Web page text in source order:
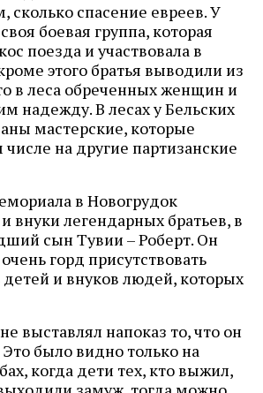
сколько спасение евреев. У
боевая группа, которая
поезда и участвовала в
этого братья выводили из
в леса обреченных женщин и
надежду. В лесах у Бельских
мастерские, которые
числе на другие партизанские
в Новогрудок
внуки легендарных братьев, в
сын Тувии – Роберт. Он
горд присутствовать
детей и внуков людей, которых
выставлял напоказ то, что он
было видно только на
когда дети тех, кто выжил,